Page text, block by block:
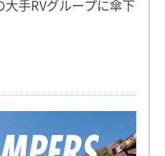
手RVグループに傘下